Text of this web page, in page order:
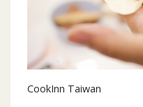
CookInn Taiwan